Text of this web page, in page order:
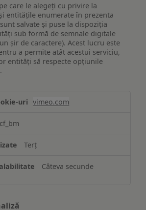
care le alegeți cu privire la
entitățile enumerate în prezenta
salvate și puse la dispoziția
sub formă de semnale digitale
șir de caractere). Acest lucru este
a permite atât acestui serviciu,
entități să respecte opțiunile
vimeo.com
Terț
Câteva secunde